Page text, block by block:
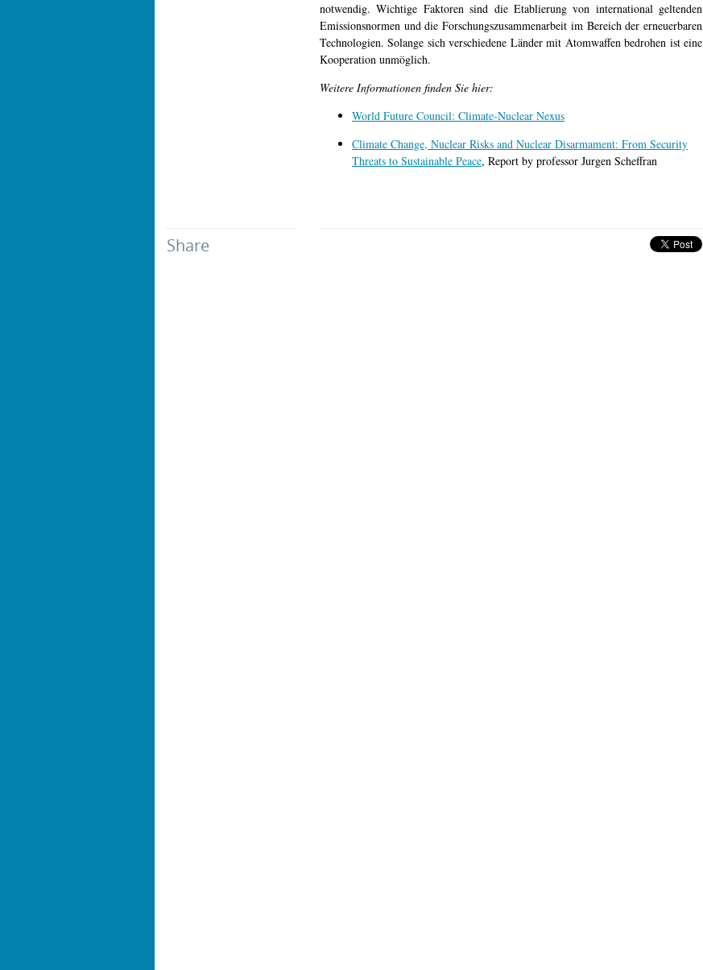
notwendig. Wichtige Faktoren sind die Etablierung von international geltenden
Emissionsnormen und die Forschungszusammenarbeit im Bereich der erneuerbaren
Technologien. Solange sich verschiedene Länder mit Atomwaffen bedrohen ist eine
Kooperation unmöglich.
Weitere Informationen finden Sie hier:
World Future Council: Climate-Nuclear Nexus
Climate Change, Nuclear Risks and Nuclear Disarmament: From Security
Threats to Sustainable Peace, Report by professor Jurgen Scheffran
Share